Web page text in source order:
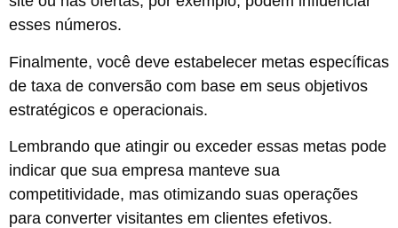
esses números.
Finalmente, você deve estabelecer metas específicas
de taxa de conversão com base em seus objetivos
estratégicos e operacionais.
Lembrando que atingir ou exceder essas metas pode
indicar que sua empresa manteve sua
competitividade, mas otimizando suas operações
para converter visitantes em clientes efetivos.